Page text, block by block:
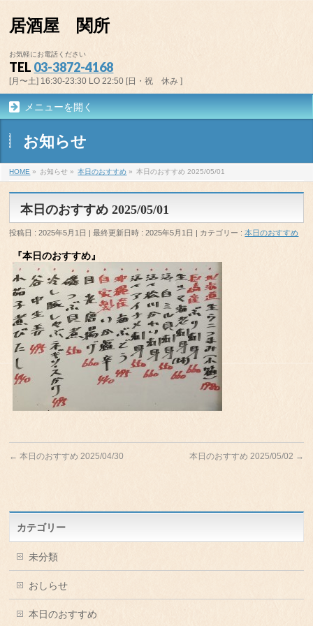
居酒屋 関所
お気軽にお電話ください
TEL 03-3872-4168
[月〜土] 16:30-23:30 LO 22:50 [日・祝 休み ]
メニューを開く
お知らせ
HOME » お知らせ » 本日のおすすめ » 本日のおすすめ 2025/05/01
本日のおすすめ 2025/05/01
投稿日 : 2025年5月1日 最終更新日時 : 2025年5月1日 カテゴリー :本日のおすすめ
『本日のおすすめ』
← 本日のおすすめ 2025/04/30 本日のおすすめ 2025/05/02 →
カテゴリー
未分類
おしらせ
本日のおすすめ